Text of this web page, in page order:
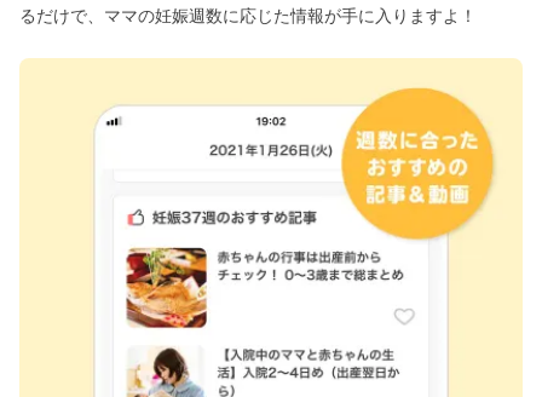
るだけで、ママの妊娠週数に応じた情報が手に入りますよ！